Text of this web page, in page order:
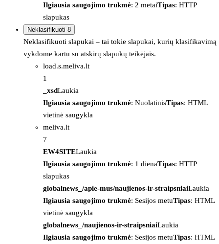
Ilgiausia saugojimo trukmė: 2 metaiTipas: HTTP
slapukas
Neklasifikuoti 8
Neklasifikuoti slapukai – tai tokie slapukai, kurių klasifikavimą
vykdome kartu su atskirų slapukų teikėjais.
load.s.meliva.lt
1
_xsdLaukia
Ilgiausia saugojimo trukmė: NuolatinisTipas: HTML
vietinė saugykla
meliva.lt
7
EW4SITELaukia
Ilgiausia saugojimo trukmė: 1 dienaTipas: HTTP
slapukas
globalnews_/apie-mus/naujienos-ir-straipsniaiLaukia
Ilgiausia saugojimo trukmė: Sesijos metuTipas: HTML
vietinė saugykla
globalnews_/naujienos-ir-straipsniaiLaukia
Ilgiausia saugojimo trukmė: Sesijos metuTipas: HTML